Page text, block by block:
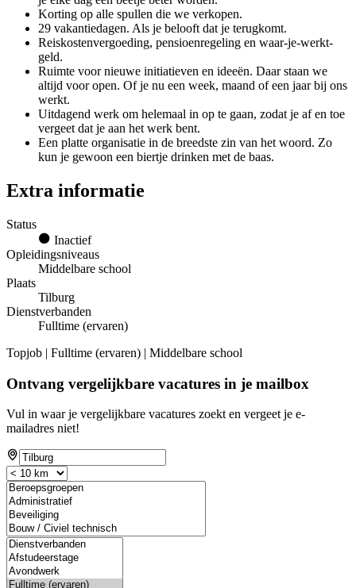
Korting op alle spullen die we verkopen.
29 vakantiedagen. Als je belooft dat je terugkomt.
Reiskostenvergoeding, pensioenregeling en waar-je-werkt-
geld.
Ruimte voor nieuwe initiatieven en ideeën. Daar staan we
altijd voor open. Of je nu een week, maand of een jaar bij ons
werkt.
Uitdagend werk om helemaal in op te gaan, zodat je af en toe
vergeet dat je aan het werk bent.
Een platte organisatie in de breedste zin van het woord. Zo
kun je gewoon een biertje drinken met de baas.
Extra informatie
Status
Inactief
Opleidingsniveaus
Middelbare school
Plaats
Tilburg
Dienstverbanden
Fulltime (ervaren)
Topjob | Fulltime (ervaren) | Middelbare school
Ontvang vergelijkbare vacatures in je mailbox
Vul in waar je vergelijkbare vacatures zoekt en vergeet je e-
mailadres niet!